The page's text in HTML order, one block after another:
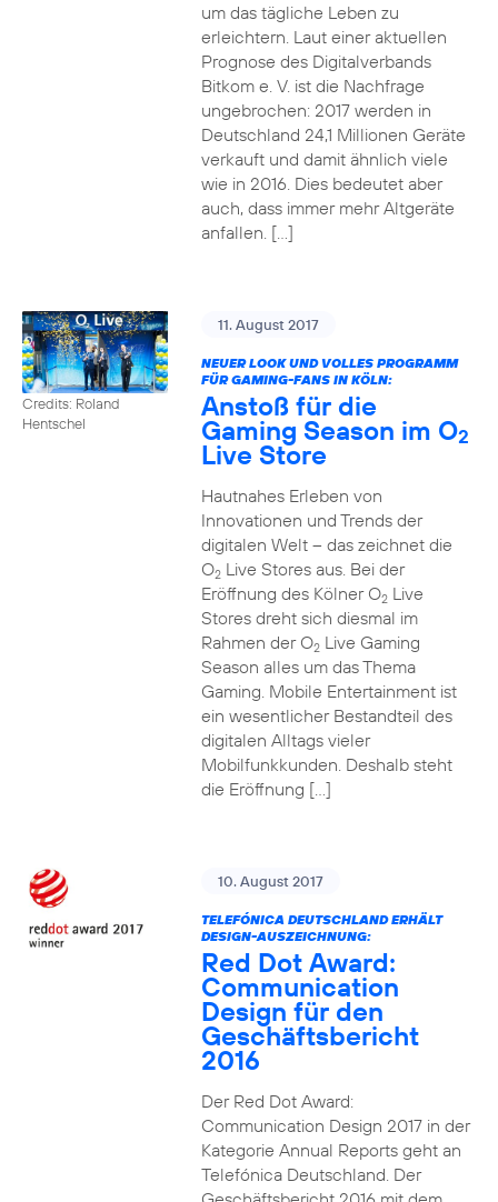
um das tägliche Leben zu
erleichtern. Laut einer aktuellen
Prognose des Digitalverbands
Bitkom e. V. ist die Nachfrage
ungebrochen: 2017 werden in
Deutschland 24,1 Millionen Geräte
verkauft und damit ähnlich viele
wie in 2016. Dies bedeutet aber
auch, dass immer mehr Altgeräte
anfallen. […]
Credits: Roland
Hentschel
11. August 2017
NEUER LOOK UND VOLLES PROGRAMM
FÜR GAMING-FANS IN KÖLN:
Anstoß für die
Gaming Season im O2
Live Store
Hautnahes Erleben von
Innovationen und Trends der
digitalen Welt – das zeichnet die
O2Live Stores aus. Bei der
Eröffnung des Kölner O2Live
Stores dreht sich diesmal im
Rahmen der O2Live Gaming
Season alles um das Thema
Gaming. Mobile Entertainment ist
ein wesentlicher Bestandteil des
digitalen Alltags vieler
Mobilfunkkunden. Deshalb steht
die Eröffnung […]
10. August 2017
TELEFÓNICA DEUTSCHLAND ERHÄLT
DESIGN-AUSZEICHNUNG:
Red Dot Award:
Communication
Design für den
Geschäftsbericht
2016
Der Red Dot Award:
Communication Design 2017 in der
Kategorie Annual Reports geht an
Telefónica Deutschland. Der